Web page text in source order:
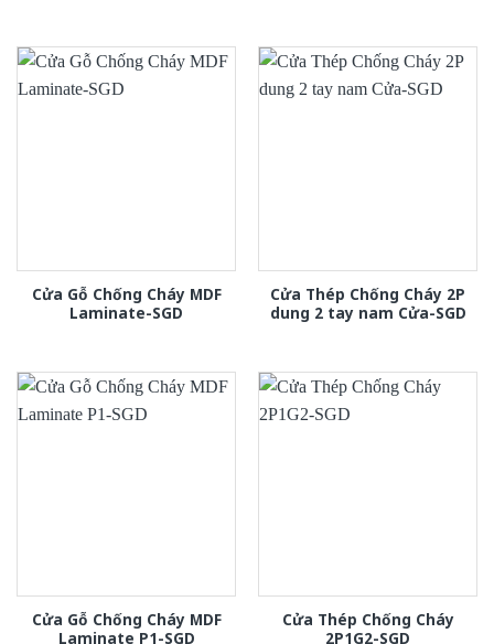
Cửa Gỗ Chống Cháy MDF
Laminate-SGD
Cửa Thép Chống Cháy 2P
dung 2 tay nam Cửa-SGD
Cửa Gỗ Chống Cháy MDF
Laminate P1-SGD
Cửa Thép Chống Cháy
2P1G2-SGD